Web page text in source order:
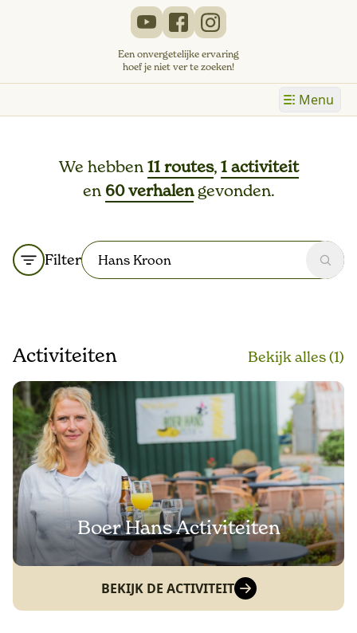
Een onvergetelijke ervaring
hoef je niet ver te zoeken!
Menu
We hebben11 routes,1 activiteit
en 60 verhalengevonden.
Filter
Activiteiten Bekijk alles(1)
Boer Hans Activiteiten
BEKIJK DE ACTIVITEIT